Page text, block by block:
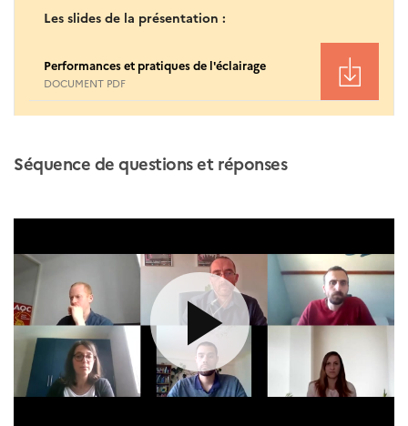
Les slides de la présentation :
Performances et pratiques de l'éclairage
DOCUMENT PDF
Séquence de questions et réponses